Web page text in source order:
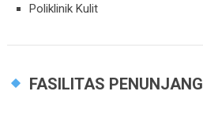
Poliklinik Kulit
FASILITAS PENUNJANG